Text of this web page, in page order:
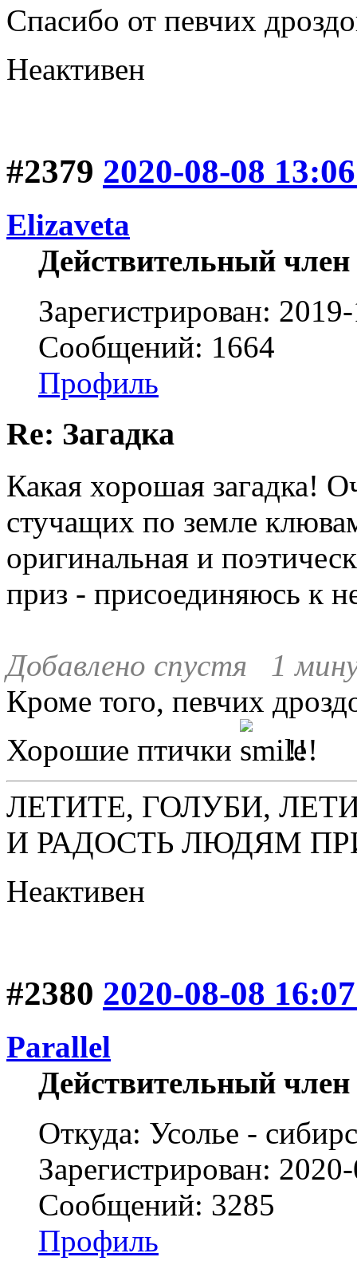
Спасибо от певчих
Неактивен
#2379 2020-08-08
Elizaveta
Действительный член
Зарегистрирован:
Сообщений: 1664
Профиль
Re: Загадка
Какая хорошая загадка!
стучащих по земле
оригинальная и
приз - присоединяюсь к
Добавлено спустя 1
Кроме того, певчих
Хорошие птички
!!!
ЛЕТИТЕ, ГОЛУБИ,
И РАДОСТЬ ЛЮДЯМ
Неактивен
#2380 2020-08-08
Parallel
Действительный член
Откуда: Усолье -
Зарегистрирован:
Сообщений: 3285
Профиль